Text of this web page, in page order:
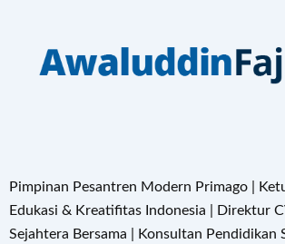
Pimpinan Pesantren Modern Primago |
Edukasi & Kreatifitas Indonesia | Direktur
Sejahtera Bersama | Konsultan Pendidikan